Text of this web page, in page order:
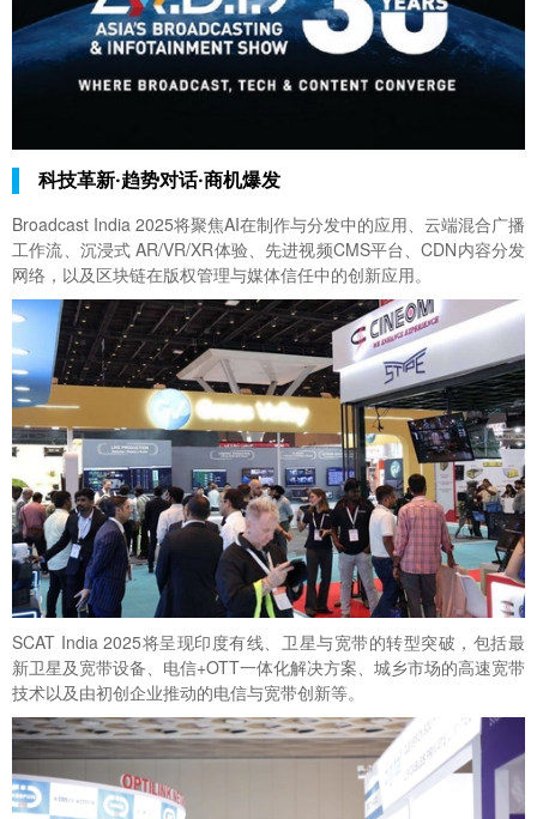
科技革新·趋势对话·商机爆发
Broadcast India 2025将聚焦AI在制作与分发中的应用、云端混合广播
工作流、沉浸式 AR/VR/XR体验、先进视频CMS平台、CDN内容分发
网络，以及区块链在版权管理与媒体信任中的创新应用。
SCAT India 2025将呈现印度有线、卫星与宽带的转型突破，包括最
新卫星及宽带设备、电信+OTT一体化解决方案、城乡市场的高速宽带
技术以及由初创企业推动的电信与宽带创新等。